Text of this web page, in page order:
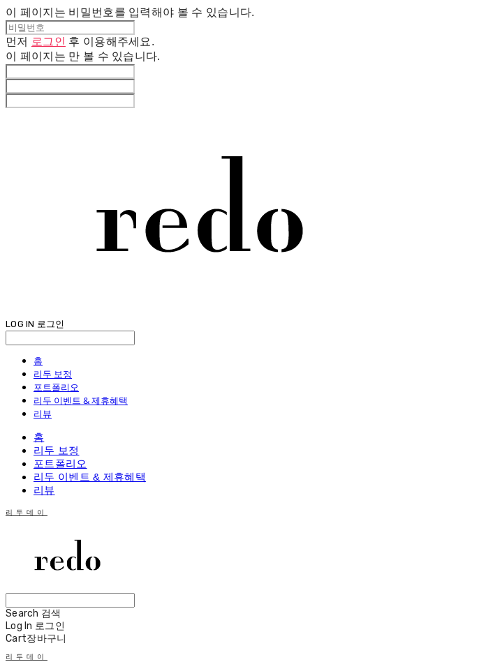
이 페이지는 비밀번호를 입력해야 볼 수 있습니다.
먼저 로그인 후 이용해주세요.
이 페이지는 만 볼 수 있습니다.
LOG IN 로그인
홈
리두 보정
포트폴리오
리두 이벤트 & 제휴혜택
리뷰
홈
리두 보정
포트폴리오
리두 이벤트 & 제휴혜택
리뷰
리두데이
Search 검색
Log In 로그인
Cart장바구니
리두데이